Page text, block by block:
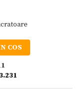
COS